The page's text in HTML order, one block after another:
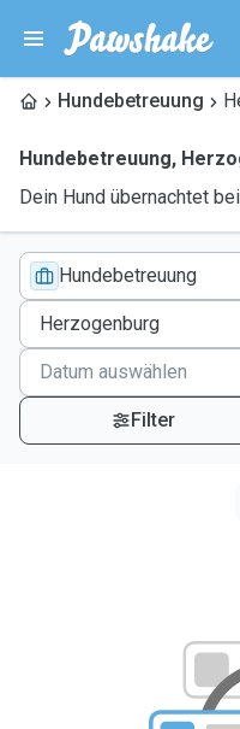
Hundebetreuung
Hundebetreuung,
Dein Hund übernachtet
Hundebetreuung
Filter